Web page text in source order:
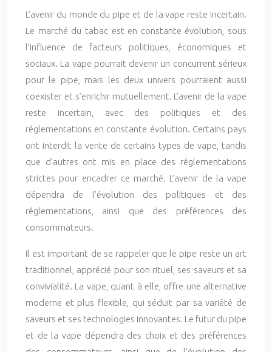
L’avenir du monde du pipe et de la vape reste incertain.
Le marché du tabac est en constante évolution, sous
l’influence de facteurs politiques, économiques et
sociaux. La vape pourrait devenir un concurrent sérieux
pour le pipe, mais les deux univers pourraient aussi
coexister et s’enrichir mutuellement. L’avenir de la vape
reste incertain, avec des politiques et des
réglementations en constante évolution. Certains pays
ont interdit la vente de certains types de vape, tandis
que d’autres ont mis en place des réglementations
strictes pour encadrer ce marché. L’avenir de la vape
dépendra de l’évolution des politiques et des
réglementations, ainsi que des préférences des
consommateurs.
Il est important de se rappeler que le pipe reste un art
traditionnel, apprécié pour son rituel, ses saveurs et sa
convivialité. La vape, quant à elle, offre une alternative
moderne et plus flexible, qui séduit par sa variété de
saveurs et ses technologies innovantes. Le futur du pipe
et de la vape dépendra des choix et des préférences